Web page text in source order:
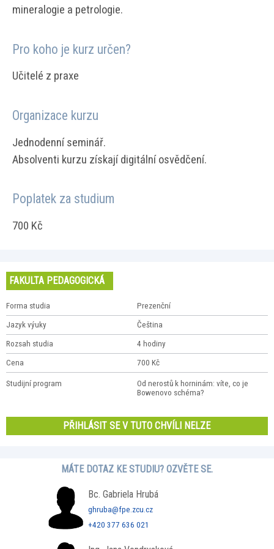
mineralogie a petrologie.
Pro koho je kurz určen?
Učitelé z praxe
Organizace kurzu
Jednodenní seminář.
Absolventi kurzu získají digitální osvědčení.
Poplatek za studium
700 Kč
FAKULTA PEDAGOGICKÁ
Forma studia Prezenční
Jazyk výuky Čeština
Rozsah studia 4 hodiny
Cena 700 Kč
Studijní program
Od nerostů k horninám: víte, co je
Bowenovo schéma?
PŘIHLÁSIT SE V TUTO CHVÍLI NELZE
MÁTE DOTAZ KE STUDIU? OZVĚTE SE.
Bc. Gabriela Hrubá
ghruba@fpe.zcu.cz
+420 377 636 021